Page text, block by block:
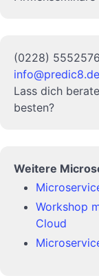
(0228)
info@predic8.de
Lass dich
besten?
Weitere
Workshop
Cloud